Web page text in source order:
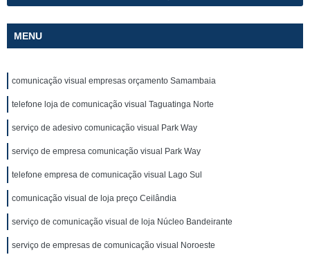
MENU
comunicação visual empresas orçamento Samambaia
telefone loja de comunicação visual Taguatinga Norte
serviço de adesivo comunicação visual Park Way
serviço de empresa comunicação visual Park Way
telefone empresa de comunicação visual Lago Sul
comunicação visual de loja preço Ceilândia
serviço de comunicação visual de loja Núcleo Bandeirante
serviço de empresas de comunicação visual Noroeste